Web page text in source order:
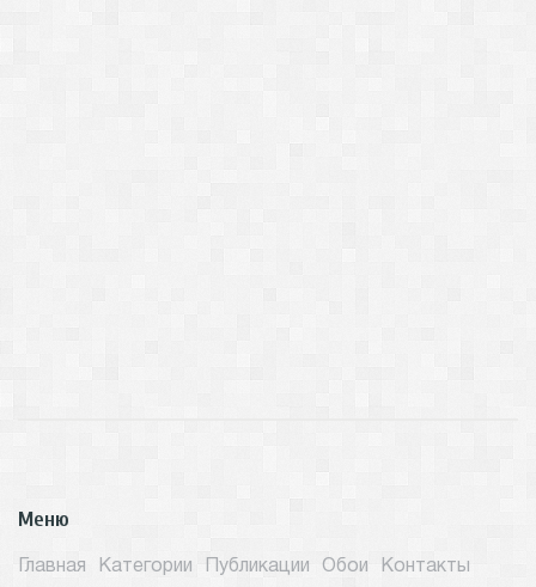
Меню
Главная Категории Публикации Обои Контакты